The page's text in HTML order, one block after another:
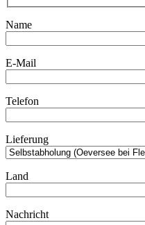
Name
E-Mail
Telefon
Lieferung
Land
Nachricht